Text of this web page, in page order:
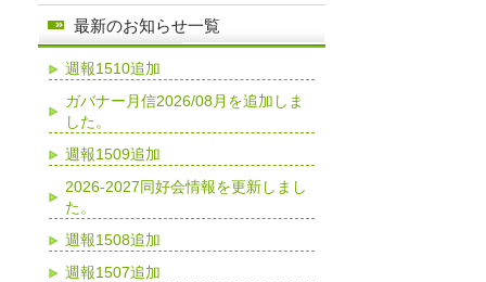
最新のお知らせ一覧
週報1510追加
ガバナー月信2026/08月を追加しま
した。
週報1509追加
2026-2027同好会情報を更新しまし
た。
週報1508追加
週報1507追加